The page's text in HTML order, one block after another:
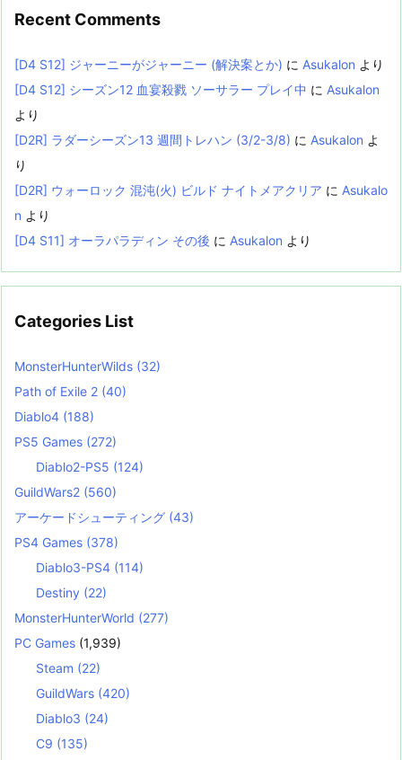
Recent Comments
[D4 S12] ジャーニーがジャーニー (解決案とか) に Asukalon より
[D4 S12] シーズン12 血宴殺戮 ソーサラー プレイ中 に Asukalon
より
[D2R] ラダーシーズン13 週間トレハン (3/2-3/8) に Asukalon よ
り
[D2R] ウォーロック 混沌(火) ビルド ナイトメアクリア に Asukalo
n より
[D4 S11] オーラパラディン その後 に Asukalon より
Categories List
MonsterHunterWilds (32)
Path of Exile 2 (40)
Diablo4 (188)
PS5 Games (272)
Diablo2-PS5 (124)
GuildWars2 (560)
アーケードシューティング (43)
PS4 Games (378)
Diablo3-PS4 (114)
Destiny (22)
MonsterHunterWorld (277)
PC Games (1,939)
Steam (22)
GuildWars (420)
Diablo3 (24)
C9 (135)